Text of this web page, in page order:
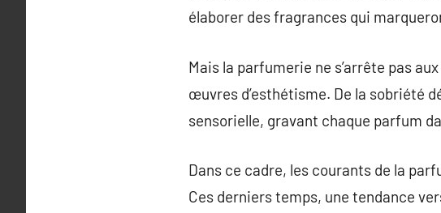
élaborer des fragrances qui
Mais la parfumerie ne s’arrête pas
œuvres d’esthétisme. De la sobriété
sensorielle, gravant chaque parfum
Dans ce cadre, les courants de la
Ces derniers temps, une tendance